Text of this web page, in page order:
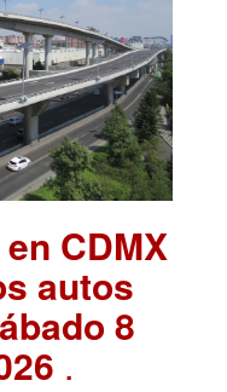
CDMX
autos
8
.